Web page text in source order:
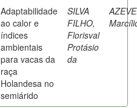
Adaptabilidade
ao calor e
índices
ambientais
para vacas da
raça
Holandesa no
semiárido
SILVA
FILHO,
Florisval
Protásio
da